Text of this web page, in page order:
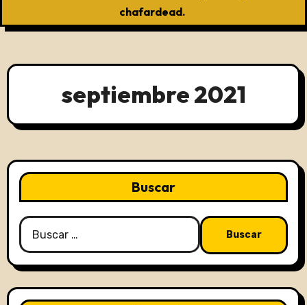
chafardead.
septiembre 2021
Buscar
Buscar: